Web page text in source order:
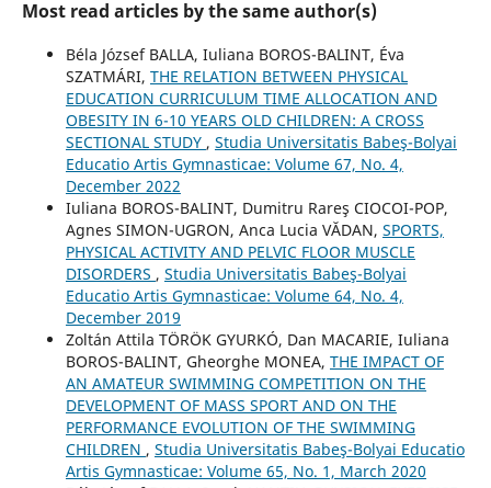
Most read articles by the same author(s)
Béla József BALLA, Iuliana BOROS-BALINT, Éva
SZATMÁRI, THE RELATION BETWEEN PHYSICAL
EDUCATION CURRICULUM TIME ALLOCATION AND
OBESITY IN 6-10 YEARS OLD CHILDREN: A CROSS
SECTIONAL STUDY , Studia Universitatis Babeş-Bolyai
Educatio Artis Gymnasticae: Volume 67, No. 4,
December 2022
Iuliana BOROS-BALINT, Dumitru Rareş CIOCOI-POP,
Agnes SIMON-UGRON, Anca Lucia VĂDAN, SPORTS,
PHYSICAL ACTIVITY AND PELVIC FLOOR MUSCLE
DISORDERS , Studia Universitatis Babeş-Bolyai
Educatio Artis Gymnasticae: Volume 64, No. 4,
December 2019
Zoltán Attila TÖRÖK GYURKÓ, Dan MACARIE, Iuliana
BOROS-BALINT, Gheorghe MONEA, THE IMPACT OF
AN AMATEUR SWIMMING COMPETITION ON THE
DEVELOPMENT OF MASS SPORT AND ON THE
PERFORMANCE EVOLUTION OF THE SWIMMING
CHILDREN , Studia Universitatis Babeş-Bolyai Educatio
Artis Gymnasticae: Volume 65, No. 1, March 2020